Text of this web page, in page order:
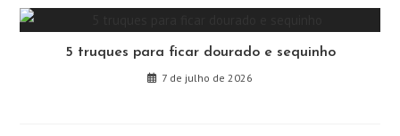
5 truques para ficar dourado e sequinho
7 de julho de 2026